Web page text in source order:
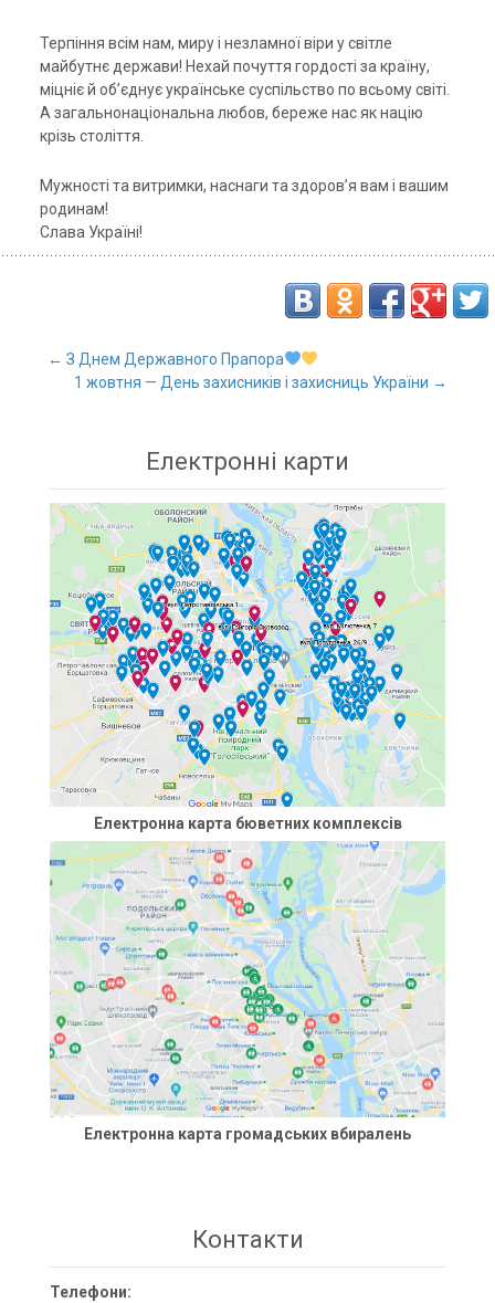
Терпіння всім нам, миру і незламної віри у світле
майбутнє держави! Нехай почуття гордості за країну,
міцніє й об’єднує українське суспільство по всьому світі.
А загальнонаціональна любов, береже нас як націю
крізь століття.
Мужності та витримки, наснаги та здоров’я вам і вашим
родинам!
Слава Україні!
← З Днем Державного Прапора
1 жовтня — День захисників і захисниць України →
Електронні карти
Електронна карта бюветних комплексів
Електронна карта громадських вбиралень
Контакти
Телефони: